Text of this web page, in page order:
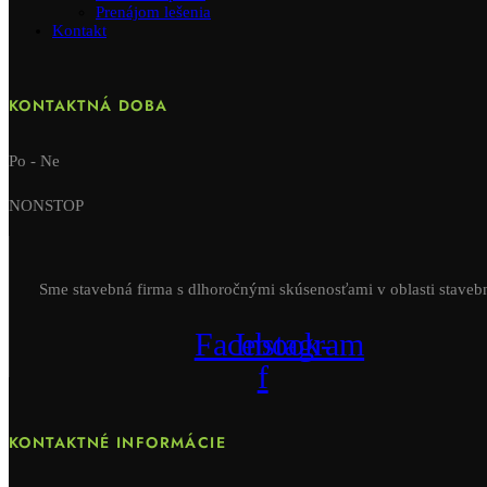
Prenájom lešenia
Kontakt
KONTAKTNÁ DOBA
Po - Ne
NONSTOP
Sme stavebná firma s dlhoročnými skúsenosťami v oblasti
Facebook-
f
Instagram
KONTAKTNÉ INFORMÁCIE